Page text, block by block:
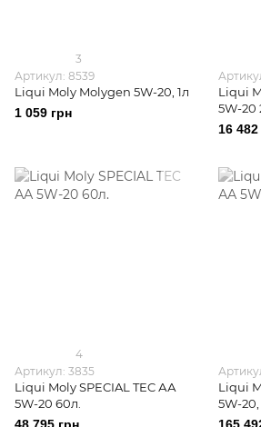
3
Артикул: 8539
Liqui Moly Molygen 5W-20, 1л
1 059 грн
Liqui
5W-20
16 482
4
Артикул: 3835
Liqui Moly SPECIAL TEC АА
5W-20 60л.
Liqui
5W-20,